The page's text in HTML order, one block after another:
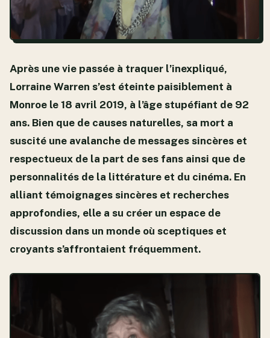
Après une vie passée à traquer l’inexpliqué,
Lorraine Warren s’est éteinte paisiblement à
Monroe le 18 avril 2019, à l’âge stupéfiant de 92
ans. Bien que de causes naturelles, sa mort a
suscité une avalanche de messages sincères et
respectueux de la part de ses fans ainsi que de
personnalités de la littérature et du cinéma. En
alliant témoignages sincères et recherches
approfondies, elle a su créer un espace de
discussion dans un monde où sceptiques et
croyants s’affrontaient fréquemment.